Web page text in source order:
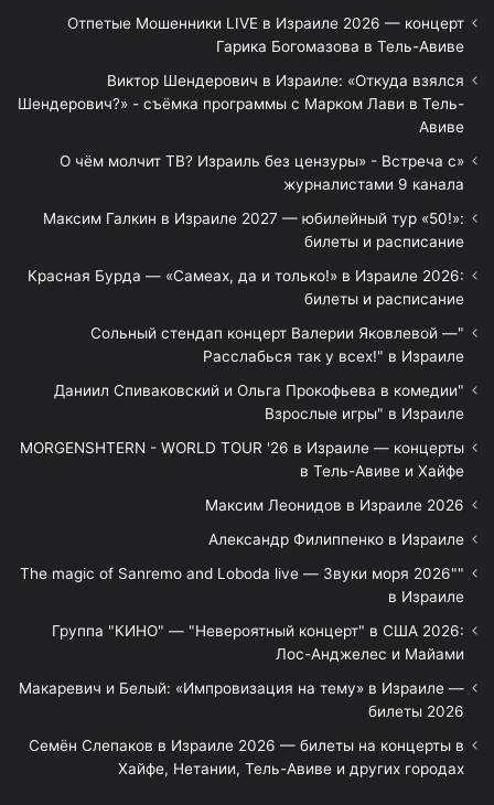
Отпетые Мошенники LIVE в Израиле 2026 — концерт
Гарика Богомазова в Тель-Авиве
Виктор Шендерович в Израиле: «Откуда взялся
Шендерович?» - съёмка программы с Марком Лави в Тель-
Авиве
«О чём молчит ТВ? Израиль без цензуры» - Встреча с
журналистами 9 канала
Максим Галкин в Израиле 2027 — юбилейный тур «50!»:
билеты и расписание
Красная Бурда — «Самеах, да и только!» в Израиле 2026:
билеты и расписание
"Сольный стендап концерт Валерии Яковлевой —
Расслабься так у всех!" в Израиле
"Даниил Спиваковский и Ольга Прокофьева в комедии
Взрослые игры" в Израиле
MORGENSHTERN - WORLD TOUR '26 в Израиле — концерты
в Тель-Авиве и Хайфе
Максим Леонидов в Израиле 2026
Александр Филиппенко в Израиле
"The magic of Sanremo and Loboda live — Звуки моря 2026"
в Израиле
Группа "КИНО" — "Невероятный концерт" в США 2026:
Лос-Анджелес и Майами
Макаревич и Белый: «Импровизация на тему» в Израиле —
билеты 2026
Семён Слепаков в Израиле 2026 — билеты на концерты в
Хайфе, Нетании, Тель-Авиве и других городах